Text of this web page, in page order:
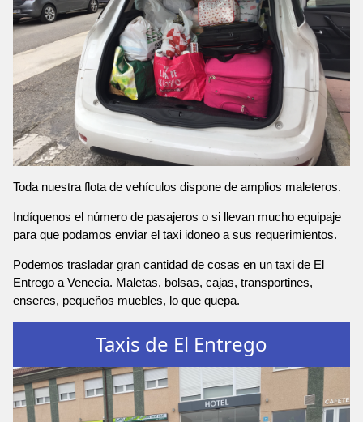
Toda nuestra flota de vehículos dispone de amplios maleteros.
Indíquenos el número de pasajeros o si llevan mucho equipaje
para que podamos enviar el taxi idoneo a sus requerimientos.
Podemos trasladar gran cantidad de cosas en un taxi de El
Entrego a Venecia. Maletas, bolsas, cajas, transportines,
enseres, pequeños muebles, lo que quepa.
Taxis de El Entrego